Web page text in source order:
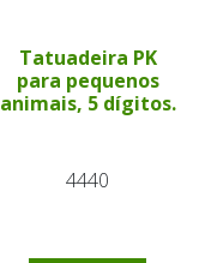
Tatuadeira PK
para pequenos
animais, 5 dígitos.
4440